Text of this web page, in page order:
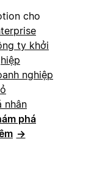
cho
ty khởi
nghiệp
nhân
phá
→